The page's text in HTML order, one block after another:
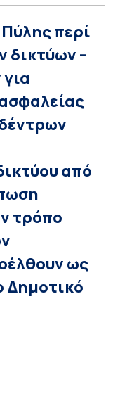
περί
δικτύων –
από
τρόπο
ως
Δημοτικό